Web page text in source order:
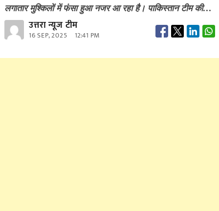
लगातार मुश्किलों में फंसा हुआ नजर आ रहा है। पाकिस्तान टीम की…
उत्तरा न्यूज टीम
16 SEP, 2025 12:41 PM